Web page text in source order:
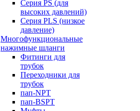
Серия PS (для
высоких давлений)
Серия PLS (низкое
давление)
Многофункциональные
нажимные шланги
Фитинги для
трубок
Переходники для
трубок
пап-NPT
пап-BSPT